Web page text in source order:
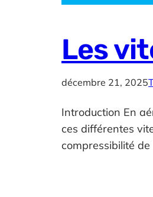
Les
décembre 21, 2025
Introduction En
ces différentes
compressibilité de